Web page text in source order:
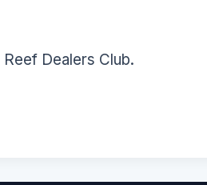
Dealers Club.